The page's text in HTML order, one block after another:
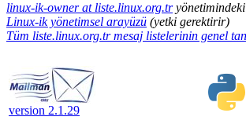
linux-ik-owner at liste.linux.org.tryönetimindeki
Linux-ik yönetimsel arayüzü (yetki gerektirir)
Tüm liste.linux.org.tr mesaj listelerinin genel
version 2.1.29